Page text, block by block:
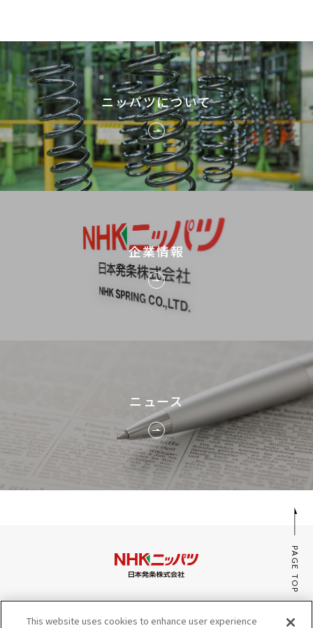
ニッパツについて
企業情報
ニュース
PAGE TOP
みんなのaiポータル
サイトマップ
This website uses cookies to enhance user experience